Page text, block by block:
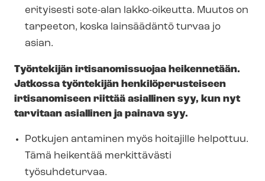
erityisesti sote-alan lakko-oikeutta. Muutos on
tarpeeton, koska lainsäädäntö turvaa jo
asian.
Työntekijän irtisanomissuojaa heikennetään.
Jatkossa työntekijän hen­ki­lö­pe­rus­tei­seen
irtisanomiseen riittää asiallinen syy, kun nyt
tarvitaan asiallinen ja painava syy.
Potkujen antaminen myös hoitajille helpottuu.
Tämä heikentää merkittävästi
työsuhdeturvaa.